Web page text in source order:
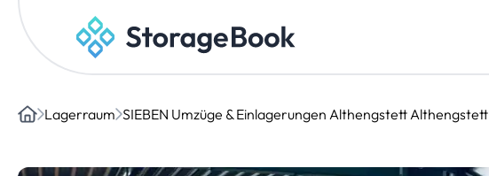
Lagerraum SIEBEN Umzüge & Einlagerungen Althengstett Althengstett